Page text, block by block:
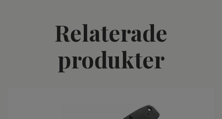
Relaterade
produkter